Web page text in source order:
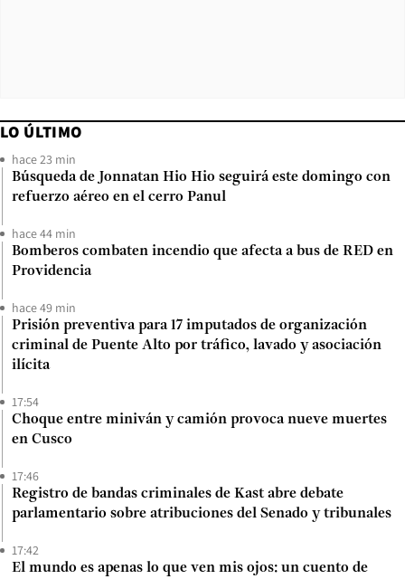
LO ÚLTIMO
hace 23 min
Búsqueda de Jonnatan Hio Hio seguirá este domingo con
refuerzo aéreo en el cerro Panul
hace 44 min
Bomberos combaten incendio que afecta a bus de RED en
Providencia
hace 49 min
Prisión preventiva para 17 imputados de organización
criminal de Puente Alto por tráfico, lavado y asociación
ilícita
17:54
Choque entre miniván y camión provoca nueve muertes
en Cusco
17:46
Registro de bandas criminales de Kast abre debate
parlamentario sobre atribuciones del Senado y tribunales
17:42
El mundo es apenas lo que ven mis ojos: un cuento de